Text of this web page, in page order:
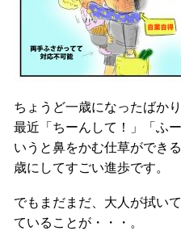
ちょうど一歳になったばかり
最近「ちーんして！」「ふ
いうと鼻をかむ仕草ができ
歳にしてすごい進歩です。
でもまだまだ、大人が拭い
ていることが・・・。